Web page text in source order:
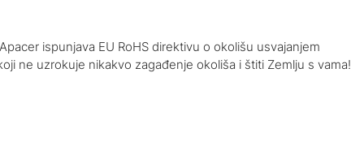
ispunjava EU RoHS direktivu o okolišu usvajanjem
ne uzrokuje nikakvo zagađenje okoliša i štiti Zemlju s vama!